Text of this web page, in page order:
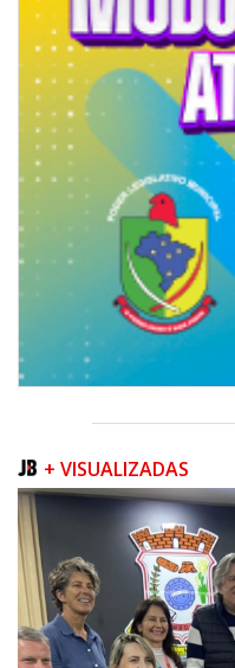
BALNEÁRIO
08/08/2026 | 07:00
Teatro Bruno Nitz terá
BALNEÁRIO
+ VISUALIZADAS